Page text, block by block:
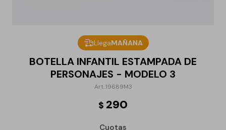
LlegaMAÑANA
BOTELLA INFANTIL ESTAMPADA DE
PERSONAJES - MODELO 3
19689M3
$ 290
Cuotas